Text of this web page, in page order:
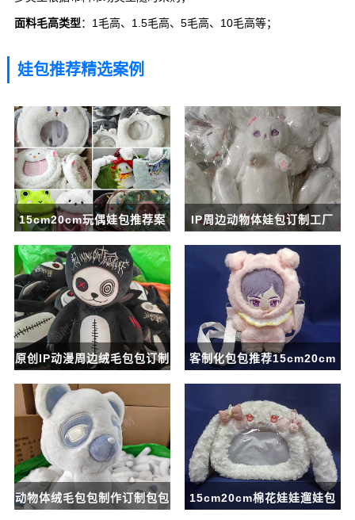
面料毛高类型：1毛高、1.5毛高、5毛高、10毛高等；
娃包推荐精选案例
15cm20cm玩偶娃包推荐案
例合集
IP周边动物体娃包订制工厂
原创IP动漫周边绒毛包包订制
工厂
客制化包包推荐15cm20cm
动物体绒毛包包制作订制包包 15cm20cm棉花娃娃遛娃包